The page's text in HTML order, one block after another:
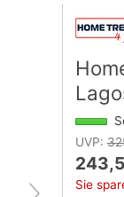
UVP:
Sie